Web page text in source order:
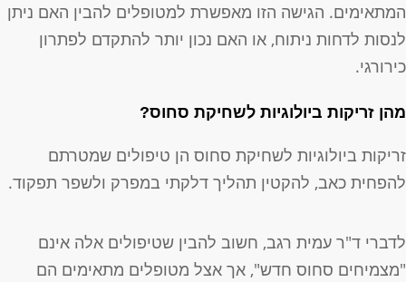
המתאימים. הגישה הזו מאפשרת למטופלים להבין האם ניתן
לנסות לדחות ניתוח, או האם נכון יותר להתקדם לפתרון
כירורגי.
מהן זריקות ביולוגיות לשחיקת סחוס?
זריקות ביולוגיות לשחיקת סחוס הן טיפולים שמטרתם
להפחית כאב, להקטין תהליך דלקתי במפרק ולשפר תפקוד.
לדברי ד"ר עמית רגב, חשוב להבין שטיפולים אלה אינם
"מצמיחים סחוס חדש", אך אצל מטופלים מתאימים הם